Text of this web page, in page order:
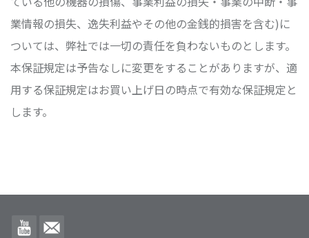
業情報の損失、逸失利益やその他の金銭的損害を含む)に
ついては、弊社では一切の責任を負わないものとします。
本保証規定は予告なしに変更をすることがありますが、適
用する保証規定はお買い上げ日の時点で有効な保証規定と
します。